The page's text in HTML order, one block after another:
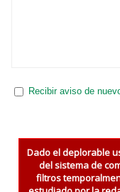
Recibir aviso de
Dado el deplorable
del sistema de
filtros